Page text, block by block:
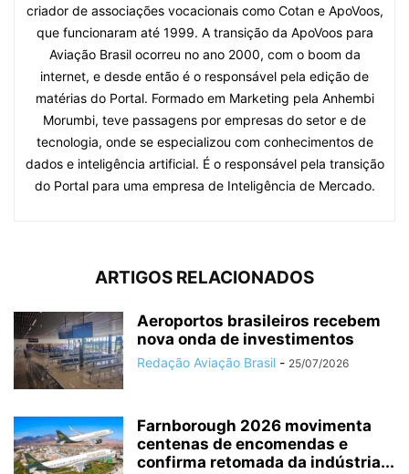
criador de associações vocacionais como Cotan e ApoVoos,
que funcionaram até 1999. A transição da ApoVoos para
Aviação Brasil ocorreu no ano 2000, com o boom da
internet, e desde então é o responsável pela edição de
matérias do Portal. Formado em Marketing pela Anhembi
Morumbi, teve passagens por empresas do setor e de
tecnologia, onde se especializou com conhecimentos de
dados e inteligência artificial. É o responsável pela transição
do Portal para uma empresa de Inteligência de Mercado.
ARTIGOS RELACIONADOS
Aeroportos brasileiros recebem
nova onda de investimentos
Redação Aviação Brasil - 25/07/2026
Farnborough 2026 movimenta
centenas de encomendas e
confirma retomada da indústria...